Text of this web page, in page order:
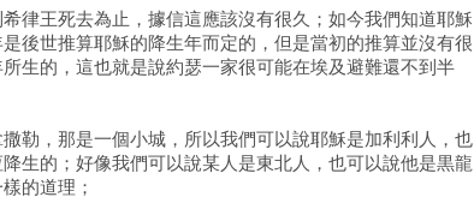
律王死去為止，據信這應該沒有很久；如今我們知道耶穌
後世推算耶穌的降生年而定的，但是當初的推算並沒有很
生的，這也就是說約瑟一家很可能在埃及避難還不到半
勒，那是一個小城，所以我們可以說耶穌是加利利人，也
生的；好像我們可以說某人是東北人，也可以說他是黒龍
的道理；